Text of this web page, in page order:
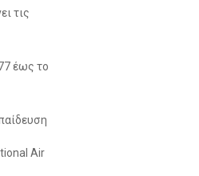
τις
έως το
Air